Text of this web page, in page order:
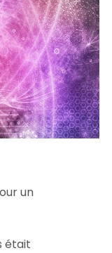
un
était